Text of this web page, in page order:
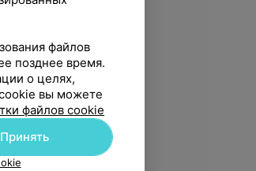
файлов
позднее время.
о целях,
вы можете
файлов cookie
Принять